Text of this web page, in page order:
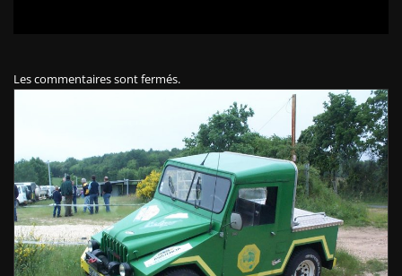
Les commentaires sont fermés.